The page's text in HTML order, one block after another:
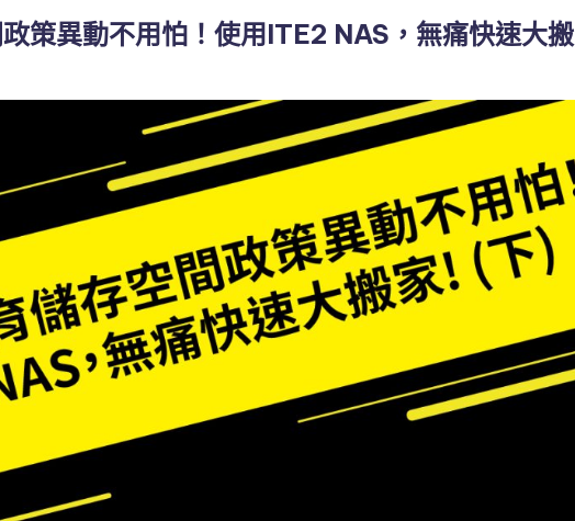
策異動不用怕！使用ITE2 NAS，無痛快速大搬